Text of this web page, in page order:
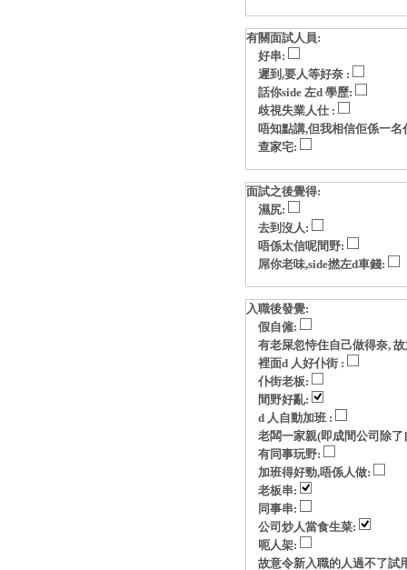
有關面試人員:
好串:
遲到,要人等好奈 :
話你side 左d 學歷:
歧視失業人仕 :
唔知點講,但我相信佢係一
查家宅:
面試之後覺得:
濕尻:
去到沒人:
唔係太信呢間野:
屌你老味,side撚左d車錢:
入職後發覺:
假自僱:
有老屎忽恃住自己做得奈,
裡面d 人好仆街 :
仆街老板:
間野好亂:
d 人自動加班 :
老闆一家親(即成間公司除
有同事玩野:
加班得好勁,唔係人做:
老板串:
同事串:
公司炒人當食生菜:
呃人架:
故意令新入職的人過不了試